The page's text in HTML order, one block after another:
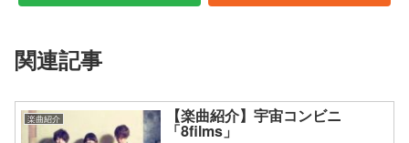
関連記事
楽曲紹介 【楽曲紹介】宇宙コンビニ
「8films」